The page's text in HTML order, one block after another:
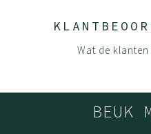
Wat de
BEUK